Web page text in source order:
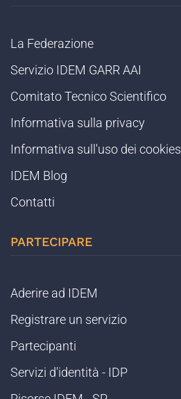
La Federazione
Servizio IDEM GARR AAI
Comitato Tecnico Scientifico
Informativa sulla privacy
Informativa sull'uso dei cookies
IDEM Blog
Contatti
PARTECIPARE
Aderire ad IDEM
Registrare un servizio
Partecipanti
Servizi d'identità - IDP